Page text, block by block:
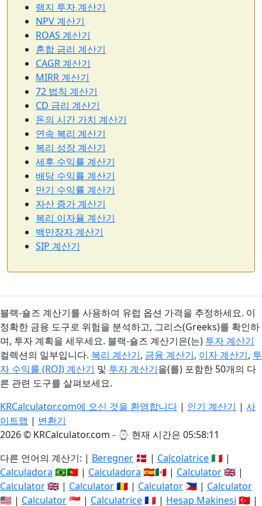
램지 투자 계산기
NPV 계산기
ROAS 계산기
혼합 금리 계산기
CAGR 계산기
MIRR 계산기
72 법칙 계산기
CD 금리 계산기
돈의 시간 가치 계산기
연속 복리 계산기
복리 성장 계산기
세후 수익률 계산기
배당 수익률 계산기
만기 수익률 계산기
자산 증가 계산기
복리 이자율 계산기
백만장자 계산기
SIP 계산기
블랙-숄즈 계산기를 사용하여 유럽 옵션 가격을 추정하세요. 이
정확한 금융 도구로 위험을 분석하고, 그리스(Greeks)를 확인하
며, 투자 계획을 세우세요. 블랙-숄즈 계산기은(는) 투자 계산기
컬렉션의 일부입니다. 복리 계산기, 금융 계산기, 이자 계산기, 투
자 수익률 (ROI) 계산기 및 투자 계산기을(를) 포함한 50개의 다
른 관련 도구를 살펴보세요.
KRCalculator.com에 오신 것을 환영합니다 | 인기 계산기 | 사
이트맵 | 변환기
2026 © KRCalculator.com - ⌚ 현재 시간은 05:58:12
다른 언어의 계산기: | Beregner 🇩🇰 | Calcolatrice🇮🇹 |
Calculadora 🇧🇷🇵🇹 | Calculadora 🇪🇸🇲🇽 | Calculator🇬🇧 |
Calculator🇬🇧 | Calculator🇷🇴 | Calculator 🇵🇭 | Calculator
🇺🇸 | Calculator🇸🇬 | Calculatrice🇫🇷 | Hesap Makinesi 🇹🇷 |